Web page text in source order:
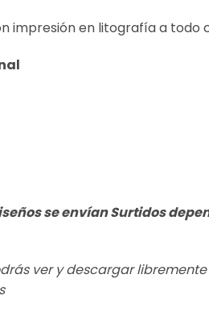
impresión en litografía a todo
se envían Surtidos
ver y descargar